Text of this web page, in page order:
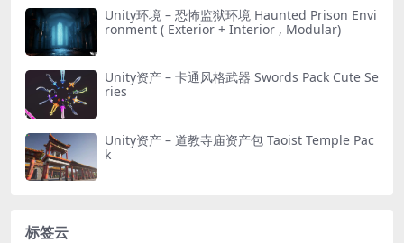
Unity环境 – 恐怖监狱环境 Haunted Prison Envi
ronment ( Exterior + Interior , Modular)
Unity资产 – 卡通风格武器 Swords Pack Cute Se
ries
Unity资产 – 道教寺庙资产包 Taoist Temple Pac
k
标签云